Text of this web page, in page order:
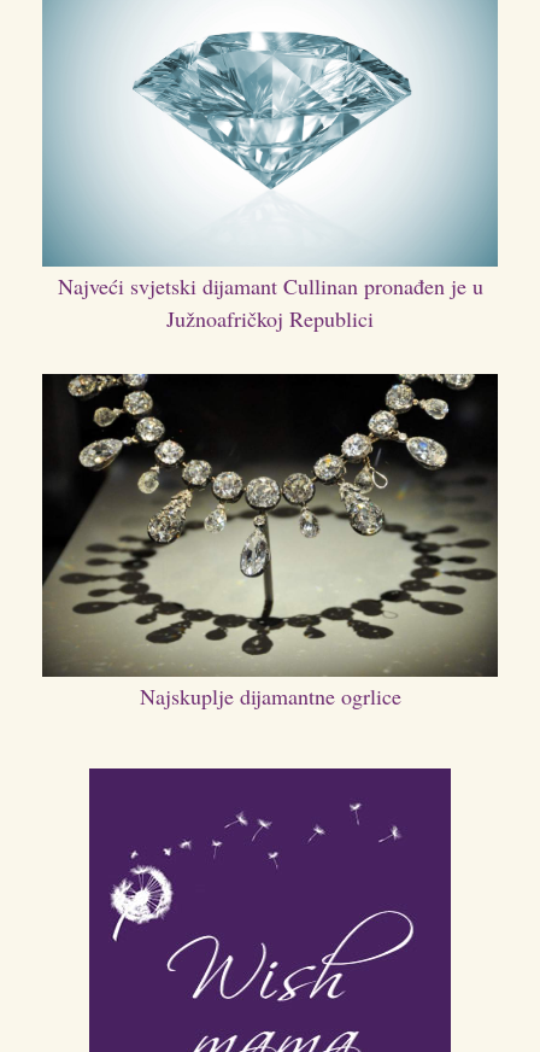
Najveći svjetski dijamant Cullinan pronađen je u
Južnoafričkoj Republici
Najskuplje dijamantne ogrlice